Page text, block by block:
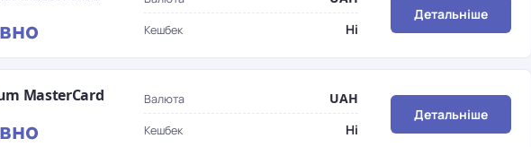
Кешбек Ні
Детальніше
MasterCard Валюта UAH
Кешбек Ні
Детальніше